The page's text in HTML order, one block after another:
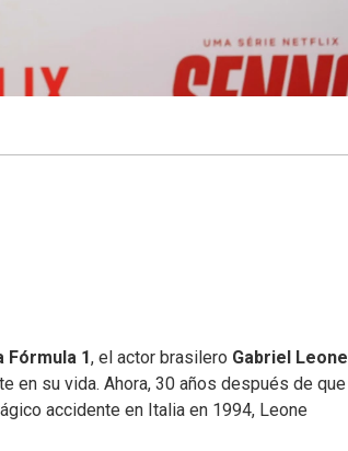
Fórmula 1, el actor brasilero Gabriel Leone
en su vida. Ahora, 30 años después de que
accidente en Italia en 1994, Leone